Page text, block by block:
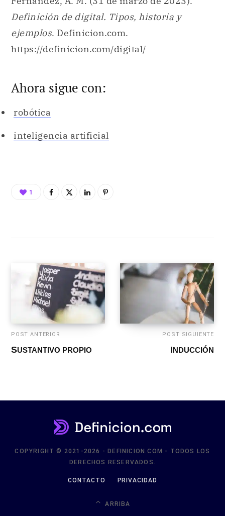
Definición de digital. Tipos, historia y
ejemplos. Definicion.com.
https://definicion.com/digital/
Ahora sigue con:
robótica
inteligencia artificial
1
POST ANTERIOR
SUSTANTIVO PROPIO
POST SIGUIENTE
INDUCCIÓN
COPYRIGHT © 2021-2026 - DEFINICION.COM - TODOS LOS
DERECHOS RESERVADOS.
CONTACTO PRIVACIDAD
ARRIBA